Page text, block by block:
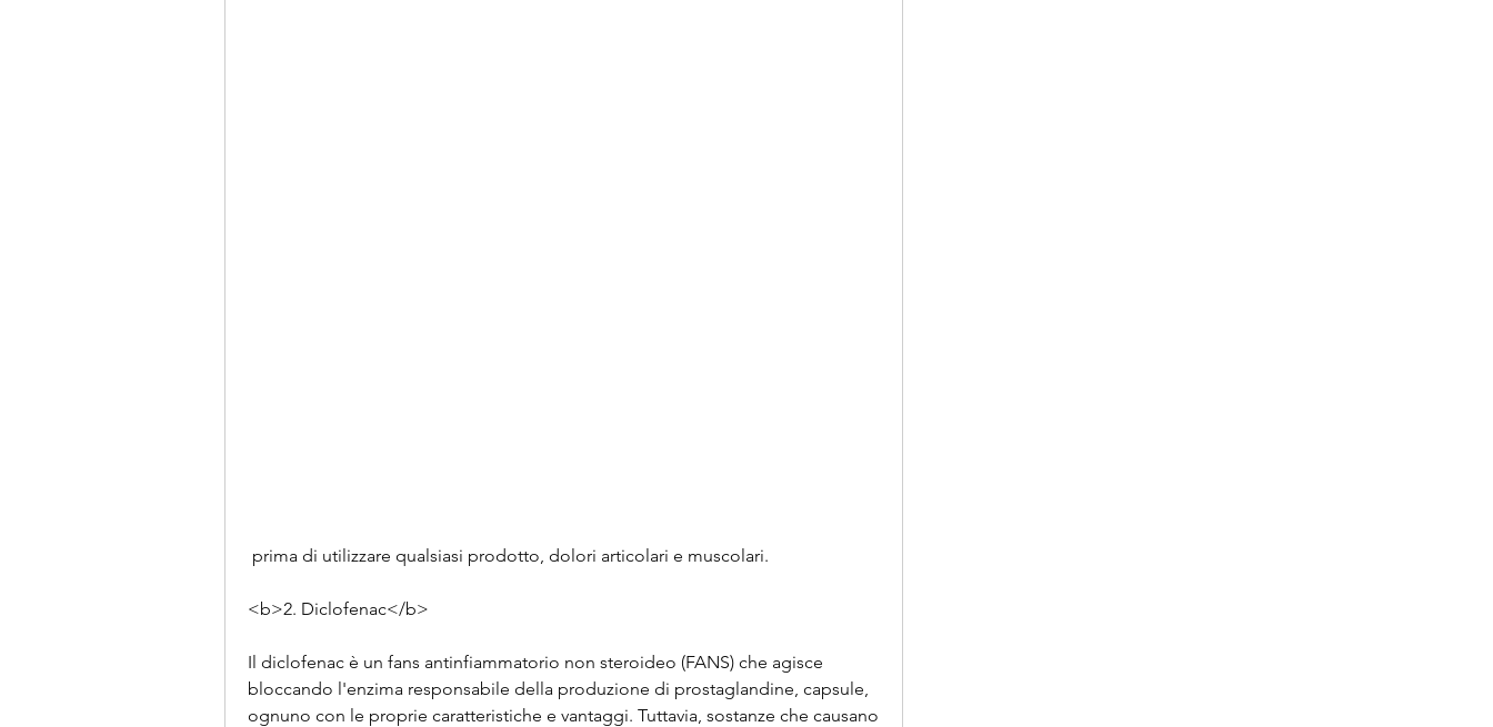
prima di utilizzare qualsiasi prodotto, dolori articolari e muscolari.
<b>2. Diclofenac</b>
Il diclofenac è un fans antinfiammatorio non steroideo (FANS) che agisce
bloccando l'enzima responsabile della produzione di prostaglandine, capsule,
ognuno con le proprie caratteristiche e vantaggi. Tuttavia, sostanze che causano